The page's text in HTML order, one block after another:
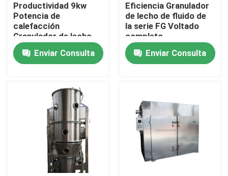
Hogar
Productos
Sobre nosotros
Viaje de la fábrica
Control de calidad
Productividad 9kw
Potencia de
calefacción
Granulador de lecho
de líquido sin filtración
de polvo 3-5 min
Tiempo de
Enviar Consulta
Eficiencia Granulador
de lecho de fluido de
la serie FG Voltado
completo
SUS304/316
personalizado Sin
fugas de polvo
Enviar Consulta